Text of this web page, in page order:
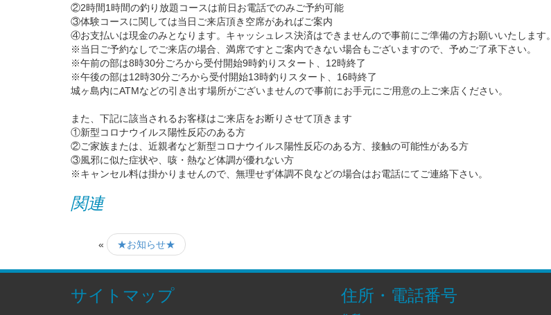
②2時間1時間の釣り放題コースは前日お電話でのみご予約可能
③体験コースに関しては当日ご来店頂き空席があればご案内
④お支払いは現金のみとなります。キャッシュレス決済はできませんので事前にご準備の方お願いいたします。
※当日ご予約なしでご来店の場合、満席ですとご案内できない場合もございますので、予めご了承下さい。
※午前の部は8時30分ごろから受付開始9時釣りスタート、12時終了
※午後の部は12時30分ごろから受付開始13時釣りスタート、16時終了
城ヶ島内にATMなどの引き出す場所がございませんので事前にお手元にご用意の上ご来店ください。
また、下記に該当されるお客様はご来店をお断りさせて頂きます
①新型コロナウイルス陽性反応のある方
②ご家族または、近親者など新型コロナウイルス陽性反応のある方、接触の可能性がある方
③風邪に似た症状や、咳・熱など体調が優れない方
※キャンセル料は掛かりませんので、無理せず体調不良などの場合はお電話にてご連絡下さい。
関連
« ★お知らせ★
サイトマップ 住所・電話番号